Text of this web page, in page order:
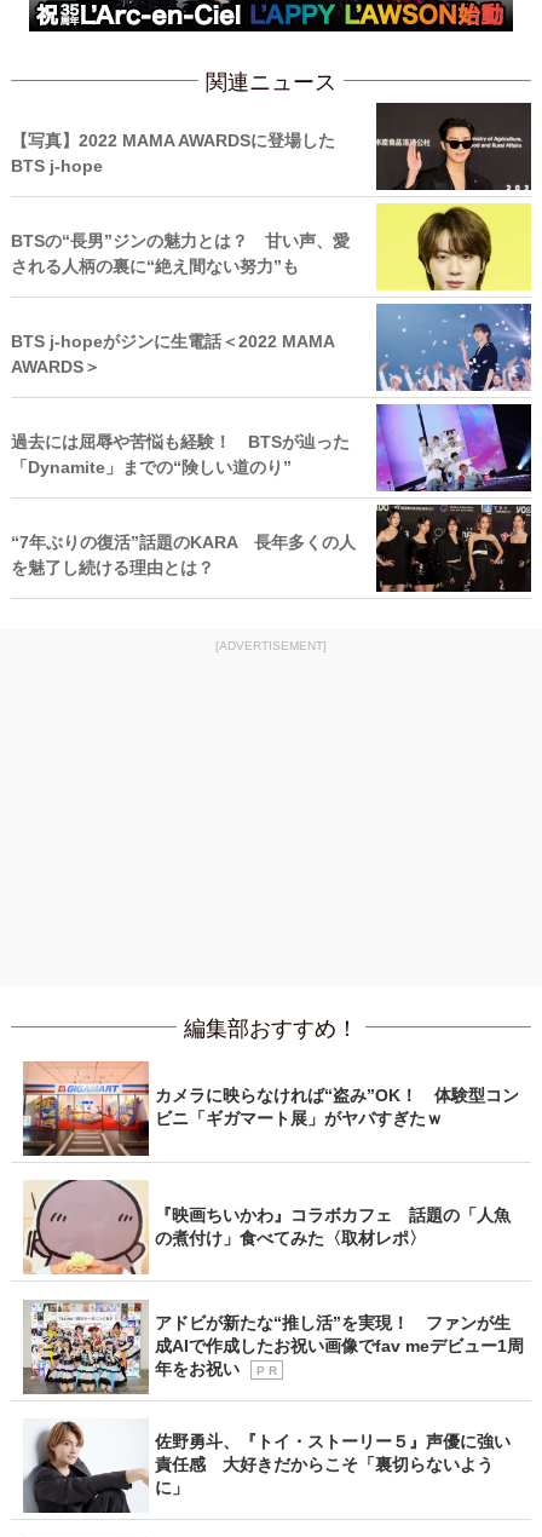
関連ニュース
【写真】2022 MAMA AWARDSに登場した
BTS j-hope
BTSの“長男”ジンの魅力とは？ 甘い声、愛
される人柄の裏に“絶え間ない努力”も
BTS j‐hopeがジンに生電話＜2022 MAMA
AWARDS＞
過去には屈辱や苦悩も経験！ BTSが辿った
「Dynamite」までの“険しい道のり”
“7年ぶりの復活”話題のKARA 長年多くの人
を魅了し続ける理由とは？
[ADVERTISEMENT]
編集部おすすめ！
カメラに映らなければ“盗み”OK！ 体験型コン
ビニ「ギガマート展」がヤバすぎたｗ
『映画ちいかわ』コラボカフェ 話題の「人魚
の煮付け」食べてみた〈取材レポ〉
アドビが新たな“推し活”を実現！ ファンが生
成AIで作成したお祝い画像でfav meデビュー1周
年をお祝い
P R
佐野勇斗、『トイ・ストーリー５』声優に強い
責任感 大好きだからこそ「裏切らないよう
に」